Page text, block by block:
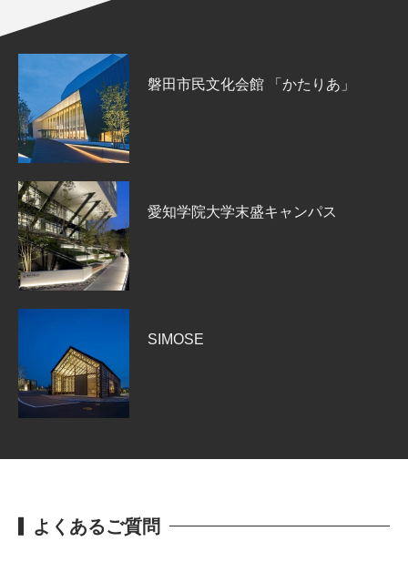
磐田市民文化会館 「かたりあ」
愛知学院大学末盛キャンパス
SIMOSE
よくあるご質問